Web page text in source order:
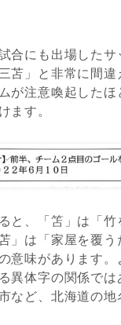
合にも出場した
苫」と非常に間違
が注意喚起した
ます。
と、「笘」は「
」は「家屋を覆う
意味があります
異体字の関係では
など、北海道の